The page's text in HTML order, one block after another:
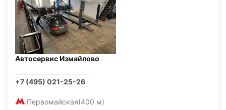
Автосервис Измайлово
+7 (495) 021-25-26
Первомайская(400 м)